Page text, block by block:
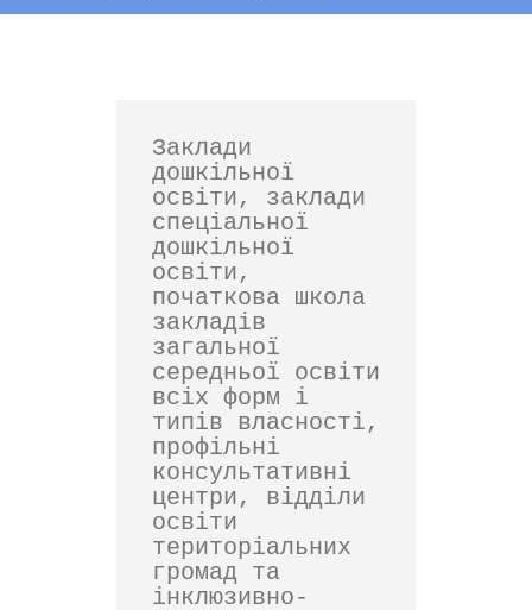
Заклади
дошкільної
освіти, заклади
спеціальної
дошкільної
освіти,
початкова школа
закладів
загальної
середньої освіти
всіх форм і
типів власності,
профільні
консультативні
центри, відділи
освіти
територіальних
громад та
інклюзивно-